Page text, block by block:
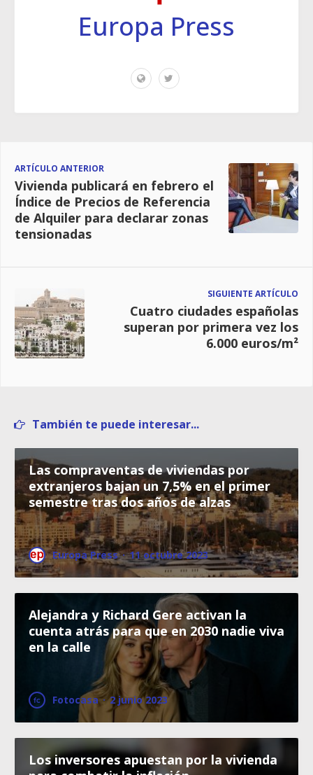
Europa Press
ARTÍCULO ANTERIOR
Vivienda publicará en febrero el
Índice de Precios de Referencia
de Alquiler para declarar zonas
tensionadas
SIGUIENTE ARTÍCULO
Cuatro ciudades españolas
superan por primera vez los
6.000 euros/m²
También te puede interesar...
Las compraventas de viviendas por
extranjeros bajan un 7,5% en el primer
semestre tras dos años de alzas
Europa Press · 11 octubre 2023
Alejandra y Richard Gere activan la
cuenta atrás para que en 2030 nadie viva
en la calle
Fotocasa · 2 junio 2023
Los inversores apuestan por la vivienda